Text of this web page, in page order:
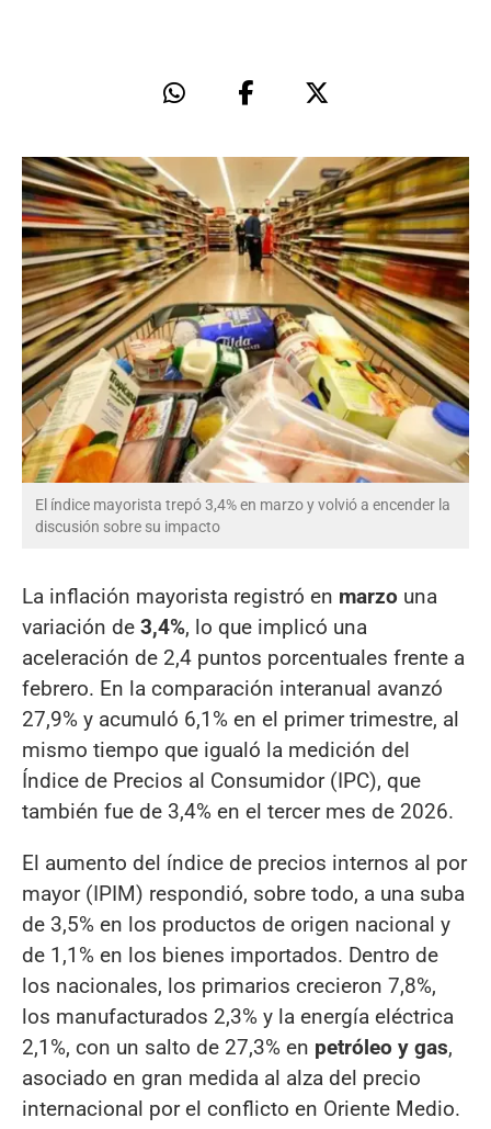
El índice mayorista trepó 3,4% en marzo y volvió a encender la
discusión sobre su impacto
La inflación mayorista registró en marzo una
variación de 3,4%, lo que implicó una
aceleración de 2,4 puntos porcentuales frente a
febrero. En la comparación interanual avanzó
27,9% y acumuló 6,1% en el primer trimestre, al
mismo tiempo que igualó la medición del
Índice de Precios al Consumidor (IPC), que
también fue de 3,4% en el tercer mes de 2026.
El aumento del índice de precios internos al por
mayor (IPIM) respondió, sobre todo, a una suba
de 3,5% en los productos de origen nacional y
de 1,1% en los bienes importados. Dentro de
los nacionales, los primarios crecieron 7,8%,
los manufacturados 2,3% y la energía eléctrica
2,1%, con un salto de 27,3% en petróleo y gas,
asociado en gran medida al alza del precio
internacional por el conflicto en Oriente Medio.